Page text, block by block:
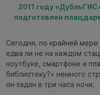
2011 году
подготовлен
Сегодня, по крайней
едва ли не на каждом
ноутбуке, смартфоне и
библиотеку?» немного
он задан в три часа ночи.